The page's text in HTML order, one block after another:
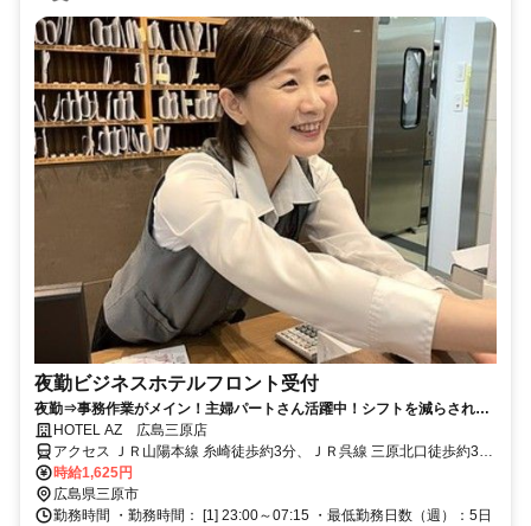
夜勤ビジネスホテルフロント受付
夜勤⇒事務作業がメイン！主婦パートさん活躍中！シフトを減らされる
ことなく安定収入◎
HOTEL AZ 広島三原店
アクセス ＪＲ山陽本線 糸崎徒歩約3分、ＪＲ呉線 三原北口徒歩約31
分、ＪＲ山陽新幹線/ＪＲ東海道新幹線 三原北口徒歩約31分 JR「糸崎
駅」より徒歩約5分、JR「三原駅」より車で約10分、「西瀬戸尾道
IC」から車約20分
時給1,625円
広島県三原市
勤務時間 ・勤務時間： [1] 23:00～07:15 ・最低勤務日数（週）：5日